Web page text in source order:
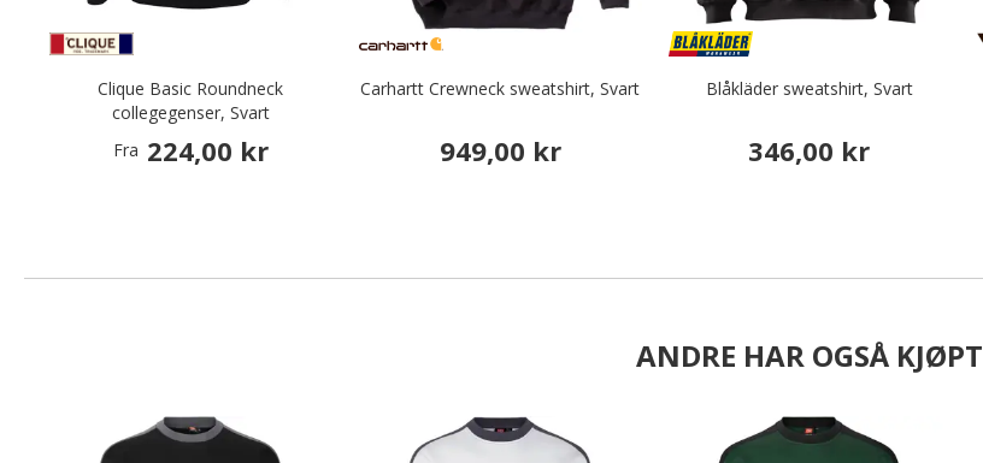
Clique Basic Roundneck
collegegenser, Svart
Fra 224,00 kr
Carhartt Crewneck sweatshirt, Svart
949,00 kr
Blåkläder sweatshirt, Svart
346,00 kr
ANDRE HAR OGSÅ KJØPT